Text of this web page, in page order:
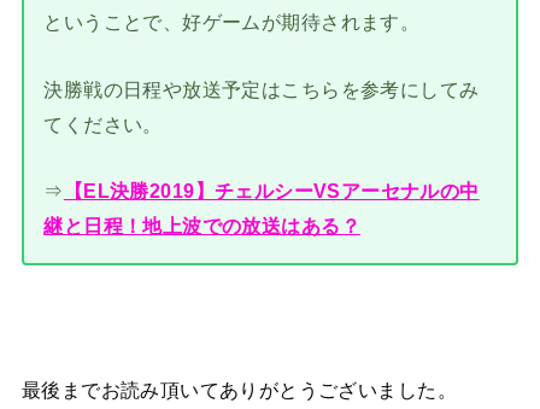
ということで、好ゲームが期待されます。
決勝戦の日程や放送予定はこちらを参考にしてみ
てください。
⇒
【EL決勝2019】チェルシーVSアーセナルの中
継と日程！地上波での放送はある？
最後までお読み頂いてありがとうございました。